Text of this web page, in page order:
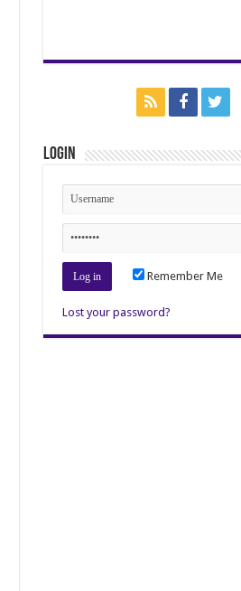
Login
Remember Me
Lost your password?